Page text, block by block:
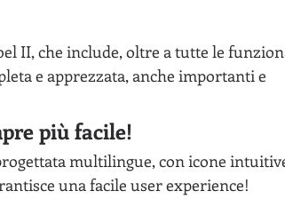
II, che include, oltre a tutte le
e apprezzata, anche importanti e
più facile!
multilingue, con icone
una facile user experience!